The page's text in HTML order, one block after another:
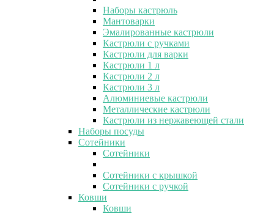
Наборы кастрюль
Мантоварки
Эмалированные кастрюли
Кастрюли с ручками
Кастрюли для варки
Кастрюли 1 л
Кастрюли 2 л
Кастрюли 3 л
Алюминиевые кастрюли
Металлические кастрюли
Кастрюли из нержавеющей стали
Наборы посуды
Сотейники
Сотейники
Сотейники с крышкой
Сотейники с ручкой
Ковши
Ковши